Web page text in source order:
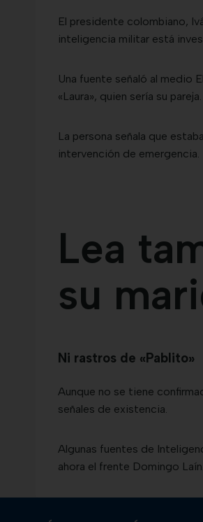
El presidente colombiano,
inteligencia militar está
Una fuente señaló al medio
«Laura», quien sería su pareja.
La persona señala que
intervención de emergencia.
Lea
su
Ni rastros de «Pablito»
Aunque no se tiene
señales de existencia.
Algunas fuentes de
ahora el frente Domingo Laín.